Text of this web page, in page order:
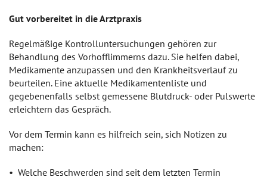
Gut vorbereitet in die Arztpraxis
Regelmäßige Kontrolluntersuchungen gehören zur
Behandlung des Vorhofflimmerns dazu. Sie helfen dabei,
Medikamente anzupassen und den Krankheitsverlauf zu
beurteilen. Eine aktuelle Medikamentenliste und
gegebenenfalls selbst gemessene Blutdruck- oder Pulswerte
erleichtern das Gespräch.
Vor dem Termin kann es hilfreich sein, sich Notizen zu
machen:
Welche Beschwerden sind seit dem letzten Termin